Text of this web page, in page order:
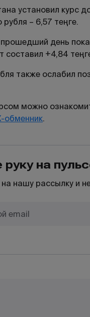
установил курс
рубля – 6,57 теңге.
день
составил +4,84
также ослабил
можно
обменник.
на
нашу рассылку и